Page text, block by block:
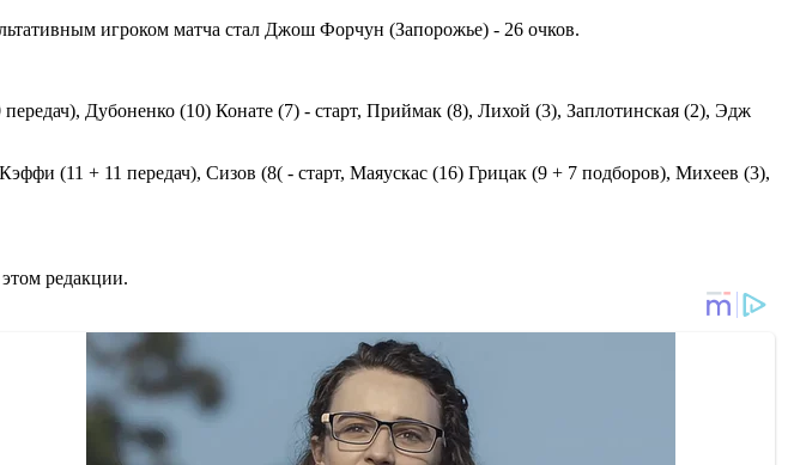
игроком матча стал Джош Форчун (Запорожье) - 26 очков.
Дубоненко (10) Конате (7) - старт, Приймак (8), Лихой (3), Заплотинская (2), Эдж
(11 + 11 передач), Сизов (8( - старт, Маяускас (16) Грицак (9 + 7 подборов), Михеев (3),
редакции.